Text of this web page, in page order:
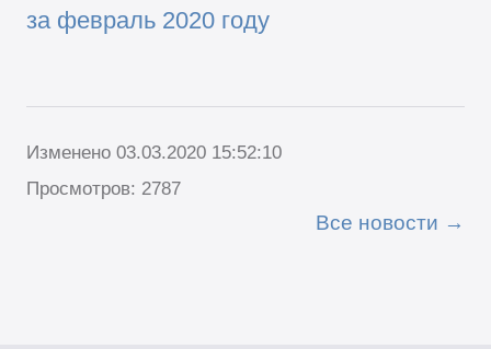
за февраль 2020 году
Изменено 03.03.2020 15:52:10
Просмотров: 2787
Все новости